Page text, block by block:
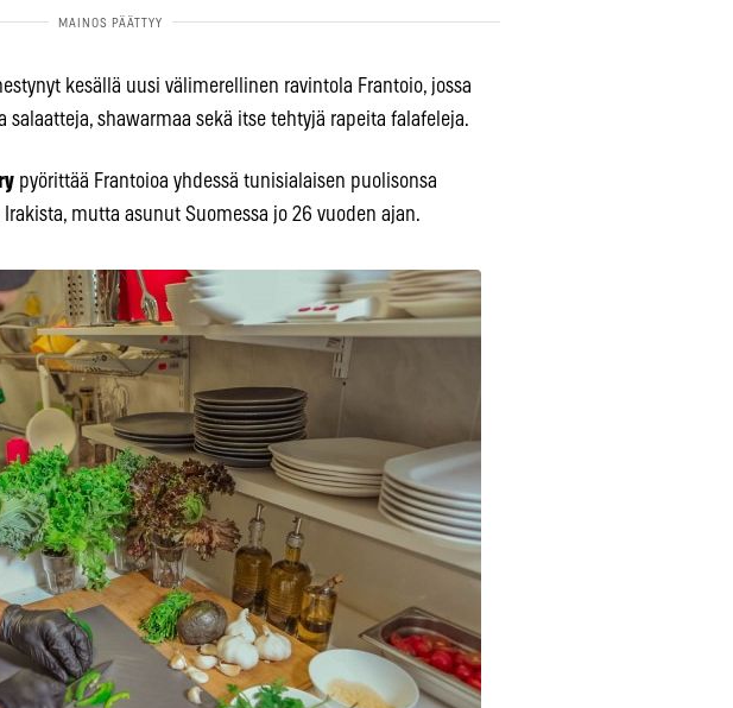
kesällä uusi välimerellinen ravintola Frantoio, jossa
shawarmaa sekä itse tehtyjä rapeita falafeleja.
pyörittää Frantoioa yhdessä tunisialaisen puolisonsa
mutta asunut Suomessa jo 26 vuoden ajan.